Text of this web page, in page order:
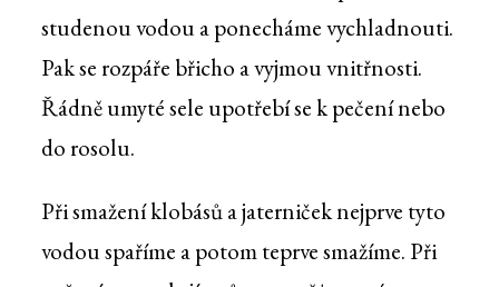
studenou vodou a ponecháme vychladnouti.
Pak se rozpáře břicho a vyjmou vnitřnosti.
Řádně umyté sele upotřebí se k pečení nebo
do rosolu.
Při smažení klobásů a jaterniček nejprve tyto
vodou spaříme a potom teprve smažíme. Při